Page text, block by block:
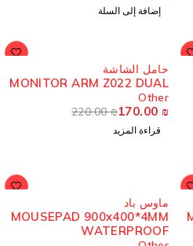
إضافة إلى السلة
حامل الشاشة
MONITOR ARM Z022 DUAL
Other
220.00₪170.00
قراءة المزيد
ماوس باد
MOUSEPAD 900x400*4MM
WATERPROOF